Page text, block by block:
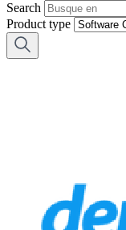
Search
Product type